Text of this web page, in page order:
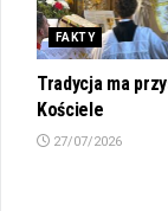
FAKTY
Tradycja ma
Kościele
27/07/2026